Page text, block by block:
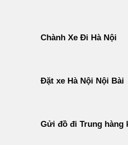
Chành Xe Đi Hà Nội
Đặt xe Hà Nội Nội Bài
Gửi đồ đi Trung hàng